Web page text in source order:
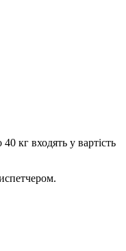
кг входять у вартість